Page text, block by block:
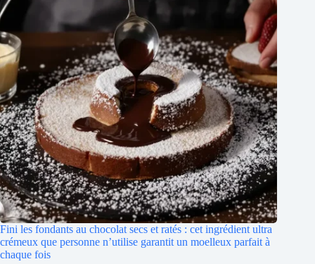
Fini les fondants au chocolat secs et ratés : cet ingrédient ultra
crémeux que personne n’utilise garantit un moelleux parfait à
chaque fois